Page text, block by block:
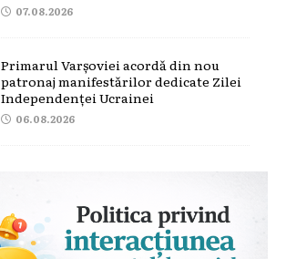
07.08.2026
Primarul Varșoviei acordă din nou
patronaj manifestărilor dedicate Zilei
Independenței Ucrainei
06.08.2026